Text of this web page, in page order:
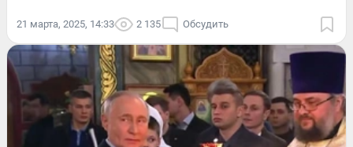
21 марта, 2025, 14:33 2 135 Обсудить